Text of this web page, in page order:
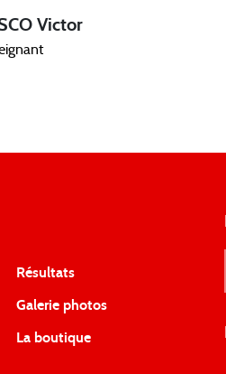
Victor
Résultats
Galerie photos
La boutique